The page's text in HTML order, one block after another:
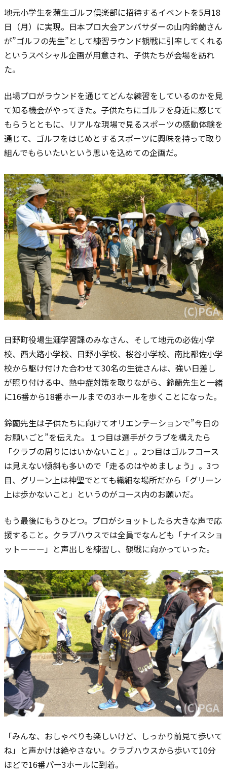
地元小学生を蒲生ゴルフ倶楽部に招待するイベントを5月18
日（月）に実現。日本プロ大会アンバサダーの山内鈴蘭さん
が”ゴルフの先生”として練習ラウンド観戦に引率してくれる
というスペシャル企画が用意され、子供たちが会場を訪れ
た。
出場プロがラウンドを通じてどんな練習をしているのかを見
て知る機会がやってきた。子供たちにゴルフを身近に感じて
もらうとともに、リアルな現場で見るスポーツの感動体験を
通じて、ゴルフをはじめとするスポーツに興味を持って取り
組んでもらいたいという思いを込めての企画だ。
日野町役場生涯学習課のみなさん、そして地元の必佐小学
校、西大路小学校、日野小学校、桜谷小学校、南比都佐小学
校から駆け付けた合わせて30名の生徒さんは、強い日差し
が照り付ける中、熱中症対策を取りながら、鈴蘭先生と一緒
に16番から18番ホールまでの3ホールを歩くことになった。
鈴蘭先生は子供たちに向けてオリエンテーションで”今日の
お願いごと”を伝えた。１つ目は選手がクラブを構えたら
「クラブの周りにはいかないこと」。2つ目はゴルフコース
は見えない傾斜も多いので「走るのはやめましょう」。3つ
目、グリーン上は神聖でとても繊細な場所だから「グリーン
上は歩かないこと」というのがコース内のお願いだ。
もう最後にもうひとつ。プロがショットしたら大きな声で応
援すること。クラブハウスでは全員でなんども「ナイスショ
ットーーー」と声出しを練習し、観戦に向かっていった。
「みんな、おしゃべりも楽しいけど、しっかり前見て歩いて
ね」と声かけは絶やさない。クラブハウスから歩いて10分
ほどで16番パー3ホールに到着。